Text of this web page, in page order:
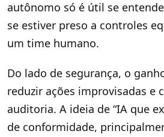
autônomo só é útil se
se estiver preso a controles
um time humano.
Do lado de segurança, o
reduzir ações improvisadas e
auditoria. A ideia de “IA que
de conformidade,